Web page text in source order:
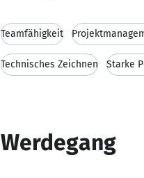
Teamfähigkeit
Technisches Zeichnen Starke
Werdegang